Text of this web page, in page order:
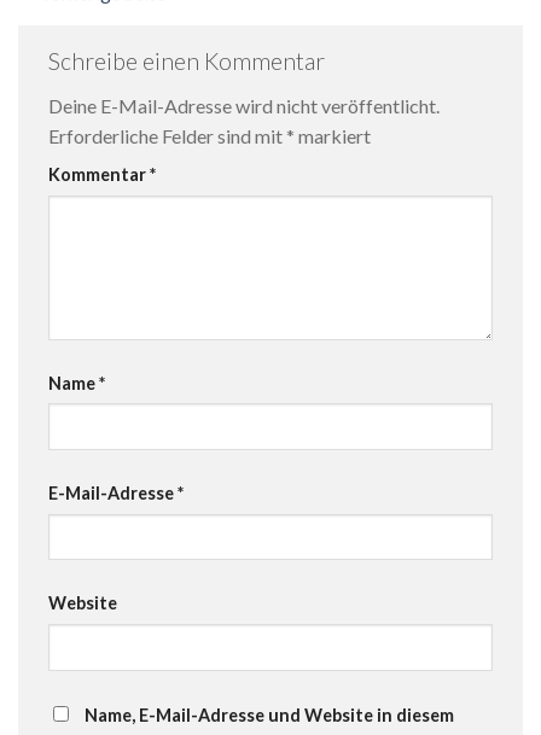
Schreibe einen Kommentar
Deine E-Mail-Adresse wird nicht veröffentlicht.
Erforderliche Felder sind mit * markiert
Kommentar*
Name*
E-Mail-Adresse*
Website
Name, E-Mail-Adresse und Website in diesem